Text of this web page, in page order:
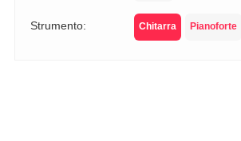
Strumento: Chitarra Pianoforte